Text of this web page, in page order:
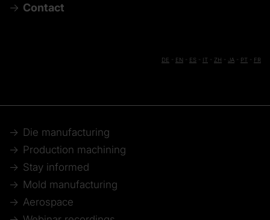
Contact
DE EN ES IT ZH JA PT FR
Die manufacturing
Production machining
Stay informed
Mold manufacturing
Aerospace